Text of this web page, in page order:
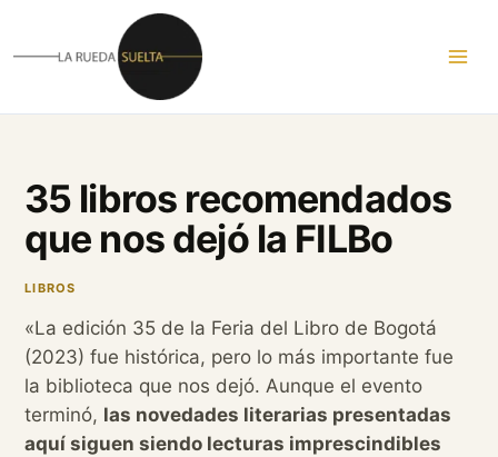
contenido
35 libros recomendados
que nos dejó la FILBo
LIBROS
«La edición 35 de la Feria del Libro de Bogotá
(2023) fue histórica, pero lo más importante fue
la biblioteca que nos dejó. Aunque el evento
terminó, las novedades literarias presentadas
aquí siguen siendo lecturas imprescindibles